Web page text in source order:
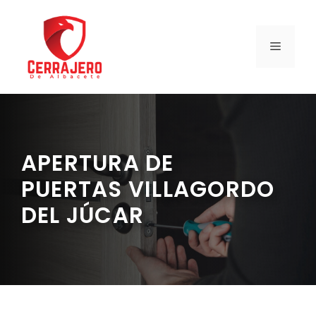
contenido
MENÚ
APERTURA DE
PUERTAS VILLAGORDO
DEL JÚCAR